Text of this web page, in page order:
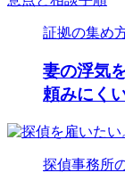
証拠の集め
妻の浮気
頼みにく
探偵事務所